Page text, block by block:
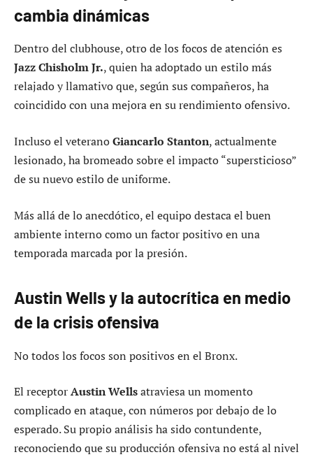
cambia dinámicas
Dentro del clubhouse, otro de los focos de atención es
Jazz Chisholm Jr., quien ha adoptado un estilo más
relajado y llamativo que, según sus compañeros, ha
coincidido con una mejora en su rendimiento ofensivo.
Incluso el veteranoGiancarlo Stanton, actualmente
lesionado, ha bromeado sobre el impacto “supersticioso”
de su nuevo estilo de uniforme.
Más allá de lo anecdótico, el equipo destaca el buen
ambiente interno como un factor positivo en una
temporada marcada por la presión.
Austin Wells y la autocrítica en medio
de la crisis ofensiva
No todos los focos son positivos en el Bronx.
El receptorAustin Wellsatraviesa un momento
complicado en ataque, con números por debajo de lo
esperado. Su propio análisis ha sido contundente,
reconociendo que su producción ofensiva no está al nivel